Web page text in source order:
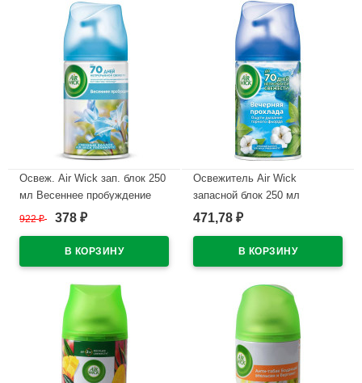
Освеж. Air Wick зап. блок 250
мл Весеннее пробуждение
922₽ 378 ₽
Освежитель Air Wick
запасной блок 250 мл
Вечерняя прохлада (Ст.6)
471,78 ₽